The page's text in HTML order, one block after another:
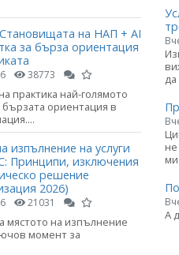
на НАП + AI
за бърза ориентация
38773
практика най-голямото
ориентация в
изпълнение на услуги
Принципи, изключения
решение
2026)
21031
мястото на изпълнение
момент за
да
А